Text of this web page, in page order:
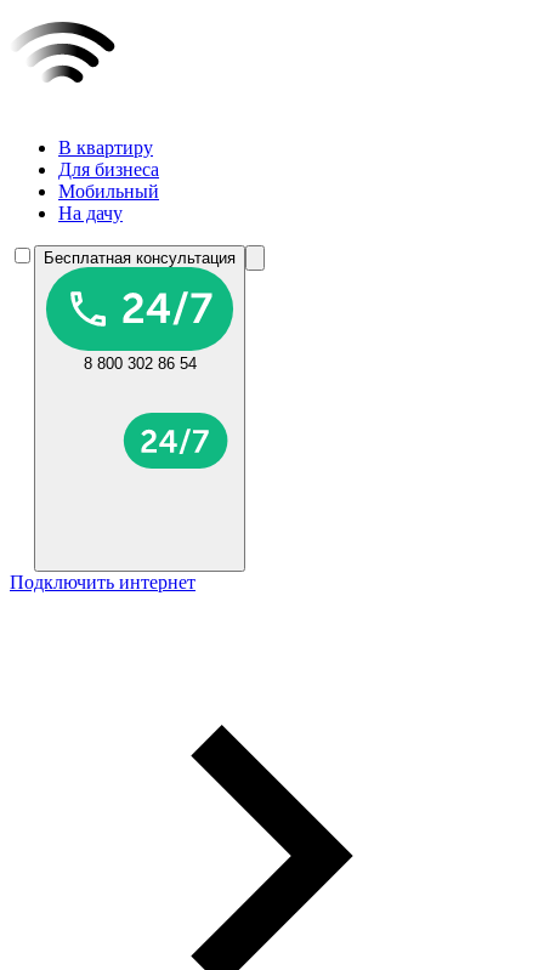
В квартиру
Для бизнеса
Мобильный
На дачу
Бесплатная консультация
8 800 302 86 54
Подключить интернет